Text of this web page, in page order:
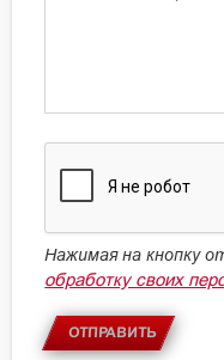
Нажимая на кнопку
обработку своих
ОТПРАВИТЬ